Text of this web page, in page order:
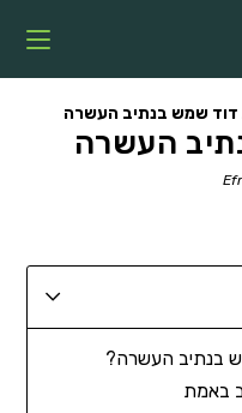
שמש בנתיב העשרה
העשרה
בנתיב העשרה?
באמת